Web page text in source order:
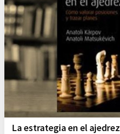
La estrategia en el ajedrez